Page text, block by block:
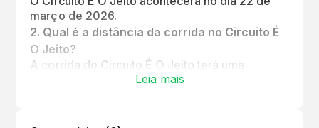
março de 2026.
2. Qual é a distância da corrida no Circuito É
O Jeito?
A corrida do Circuito É O Jeito terá uma
Leia mais